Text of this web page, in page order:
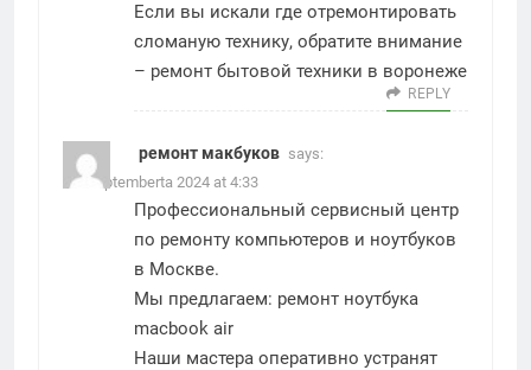
Если вы искали где отремонтировать
сломаную технику, обратите внимание
– ремонт бытовой техники в воронеже
REPLY
ремонт макбуков says:
29. Septemberta 2024 at 4:33
Профессиональный сервисный центр
по ремонту компьютеров и ноутбуков
в Москве.
Мы предлагаем: ремонт ноутбука
macbook air
Наши мастера оперативно устранят